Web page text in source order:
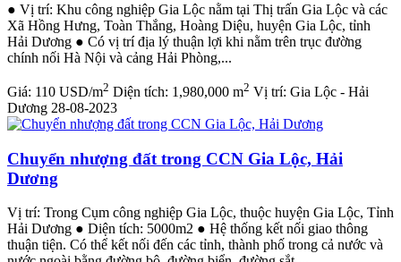
● Vị trí: Khu công nghiệp Gia Lộc nằm tại Thị trấn Gia Lộc và các
Xã Hồng Hưng, Toàn Thắng, Hoàng Diệu, huyện Gia Lộc, tỉnh
Hải Dương ● Có vị trí địa lý thuận lợi khi nằm trên trục đường
chính nối Hà Nội và cảng Hải Phòng,...
Giá: 110 USD/m2 Diện tích: 1,980,000 m2 Vị trí: Gia Lộc - Hải
Dương 28-08-2023
Chuyển nhượng đất trong CCN Gia Lộc, Hải
Dương
Vị trí: Trong Cụm công nghiệp Gia Lộc, thuộc huyện Gia Lộc, Tỉnh
Hải Dương ● Diện tích: 5000m2 ● Hệ thống kết nối giao thông
thuận tiện. Có thể kết nối đến các tỉnh, thành phố trong cả nước và